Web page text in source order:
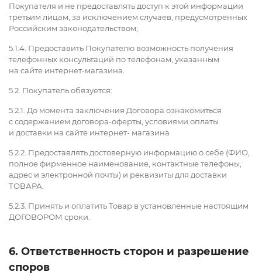
Покупателя и не предоставлять доступ к этой информации
третьим лицам, за исключением случаев, предусмотренных
Российским законодательством;
5.1.4. Предоставить Покупателю возможность получения
телефонных консультаций по телефонам, указанным
на сайте интернет-магазина.
5.2. Покупатель обязуется:
5.2.1. До момента заключения Договора ознакомиться
с содержанием договора-оферты, условиями оплаты
и доставки на сайте интернет- магазина
5.2.2. Предоставлять достоверную информацию о себе (ФИО,
полное фирменное наименование, контактные телефоны,
адрес и электронной почты) и реквизиты для доставки
ТОВАРА.
5.2.3. Принять и оплатить Товар в установленные настоящим
ДОГОВОРОМ сроки.
6. Ответственность сторон и разрешение
споров